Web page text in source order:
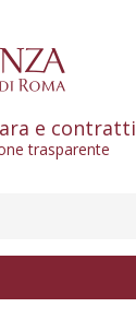
e contratti
trasparente